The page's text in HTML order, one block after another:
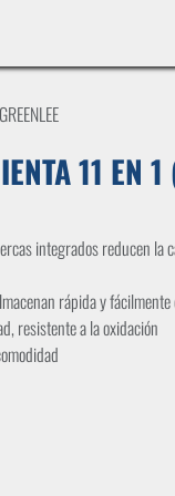
11 EN
integrados reducen la
rápida y
resistente a la oxidación